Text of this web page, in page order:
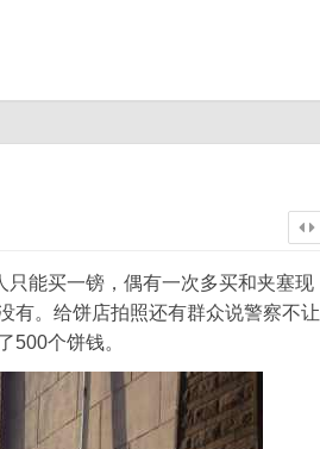
能买一镑，偶有一次多买和夹塞现
有。给饼店拍照还有群众说警察不让
500个饼钱。